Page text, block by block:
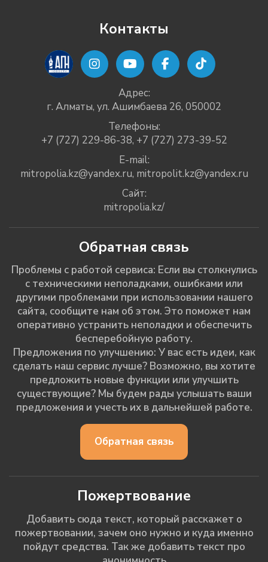
Контакты
Адрес:
г. Алматы, ул. Ашимбаева 26, 050002
Телефоны:
+7 (727) 229-86-38, +7 (727) 273-39-52
E-mail:
mitropolia.kz@yandex.ru, mitropolit.kz@yandex.ru
Сайт:
mitropolia.kz/
Обратная связь
Проблемы с работой сервиса: Если вы столкнулись
с техническими неполадками, ошибками или
другими проблемами при использовании нашего
сайта, сообщите нам об этом. Это поможет нам
оперативно устранить неполадки и обеспечить
бесперебойную работу.
Предложения по улучшению: У вас есть идеи, как
сделать наш сервис лучше? Возможно, вы хотите
предложить новые функции или улучшить
существующие? Мы будем рады услышать ваши
предложения и учесть их в дальнейшей работе.
Обратная связь
Пожертвование
Добавить сюда текст, который расскажет о
пожертвовании, зачем оно нужно и куда именно
пойдут средства. Так же добавить текст про